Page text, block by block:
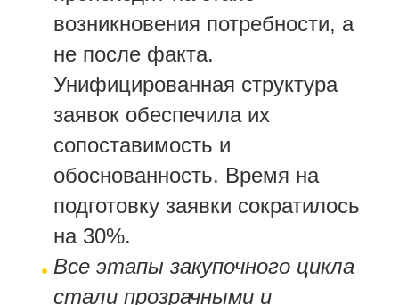
возникновения потребности, а
не после факта.
Унифицированная структура
заявок обеспечила их
сопоставимость и
обоснованность. Время на
подготовку заявки сократилось
на 30%.
Все этапы закупочного цикла
стали прозрачными и